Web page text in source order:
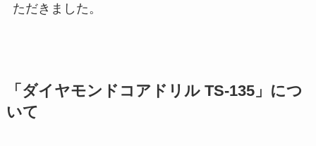
ただきました。
「ダイヤモンドコアドリル TS-135」につ
いて